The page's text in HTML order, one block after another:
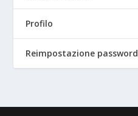
Profilo
Reimpostazione password